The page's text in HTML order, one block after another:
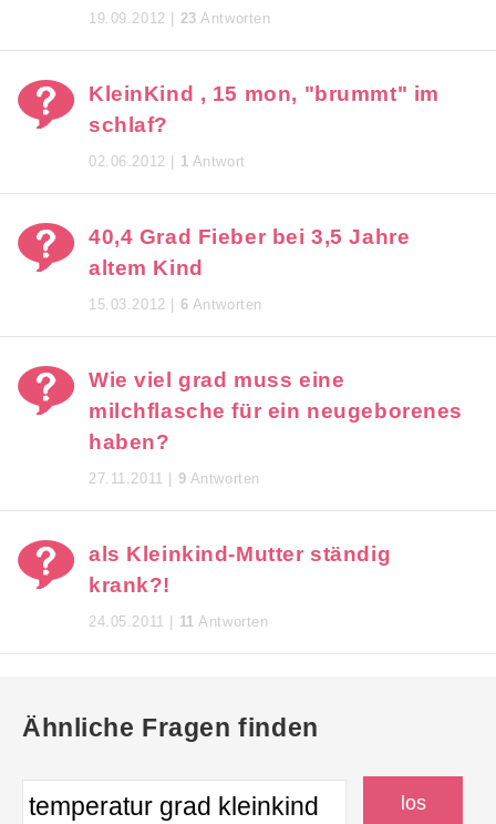
19.09.2012 | 23 Antworten
KleinKind , 15 mon, "brummt" im
schlaf?
02.06.2012 | 1 Antwort
40,4 Grad Fieber bei 3,5 Jahre
altem Kind
15.03.2012 | 6 Antworten
Wie viel grad muss eine
milchflasche für ein neugeborenes
haben?
27.11.2011 | 9 Antworten
als Kleinkind-Mutter ständig
krank?!
24.05.2011 | 11 Antworten
Ähnliche Fragen finden